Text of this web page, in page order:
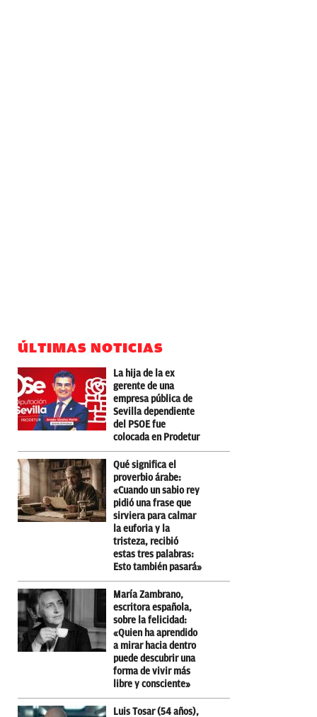
ÚLTIMAS NOTICIAS
La hija de la ex
gerente de una
empresa pública de
Sevilla dependiente
del PSOE fue
colocada en Prodetur
Qué significa el
proverbio árabe:
«Cuando un sabio rey
pidió una frase que
sirviera para calmar
la euforia y la
tristeza, recibió
estas tres palabras:
Esto también pasará»
María Zambrano,
escritora española,
sobre la felicidad:
«Quien ha aprendido
a mirar hacia dentro
puede descubrir una
forma de vivir más
libre y consciente»
Luis Tosar (54 años),